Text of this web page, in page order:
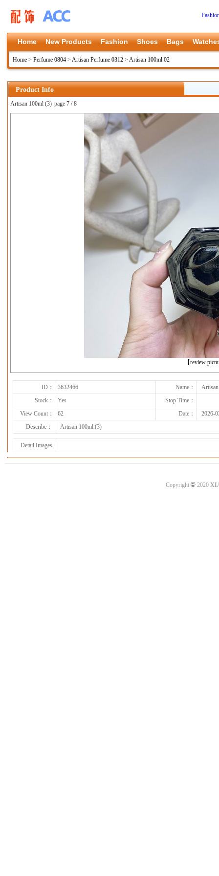
Home New Products Fashion Shoes Bags
Home > Perfume 0804 > Artisan Perfume 0312 > Artisan 100ml 02
Product Info
Artisan 100ml (3) page 7 / 8
【review
上一张
ID： 3632466 Name：
Stock：
Yes
Stop Time：
View Count：
62 Date：
2026-
Describe：
Artisan 100ml (3)
Detail Images
Copyright ©2020